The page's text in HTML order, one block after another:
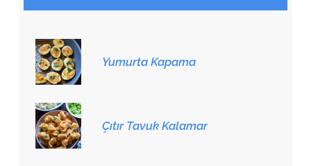
Yumurta Kapama
Çıtır Tavuk Kalamar